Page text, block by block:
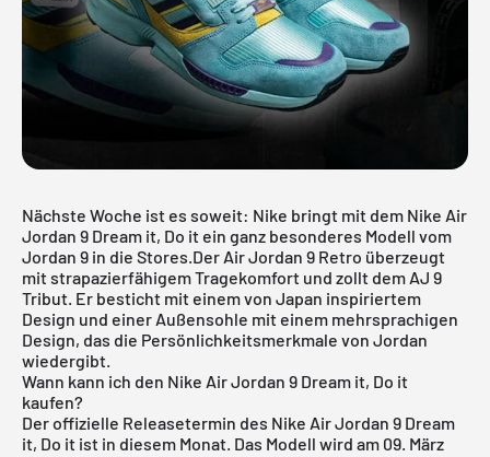
Nächste Woche ist es soweit: Nike bringt mit dem Nike Air
Jordan 9 Dream it, Do it ein ganz besonderes Modell vom
Jordan 9 in die Stores.Der Air Jordan 9 Retro überzeugt
mit strapazierfähigem Tragekomfort und zollt dem AJ 9
Tribut. Er besticht mit einem von Japan inspiriertem
Design und einer Außensohle mit einem mehrsprachigen
Design, das die Persönlichkeitsmerkmale von Jordan
wiedergibt.
Wann kann ich den Nike Air Jordan 9 Dream it, Do it
kaufen?
Der offizielle Releasetermin des Nike Air Jordan 9 Dream
it, Do it ist in diesem Monat. Das Modell wird am 09. März